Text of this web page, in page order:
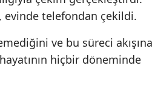
telefondan çekildi.
ve bu süreci akışına
hiçbir döneminde